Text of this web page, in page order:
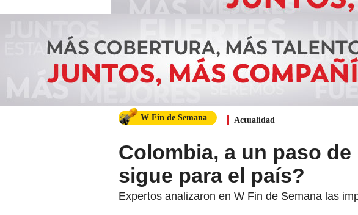
W Fin de Semana Actualidad
Colombia, a un paso
sigue para el país?
Expertos analizaron en W Fin de Semana las